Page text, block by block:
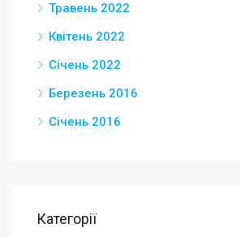
Травень 2022
Квітень 2022
Січень 2022
Березень 2016
Січень 2016
Категорії